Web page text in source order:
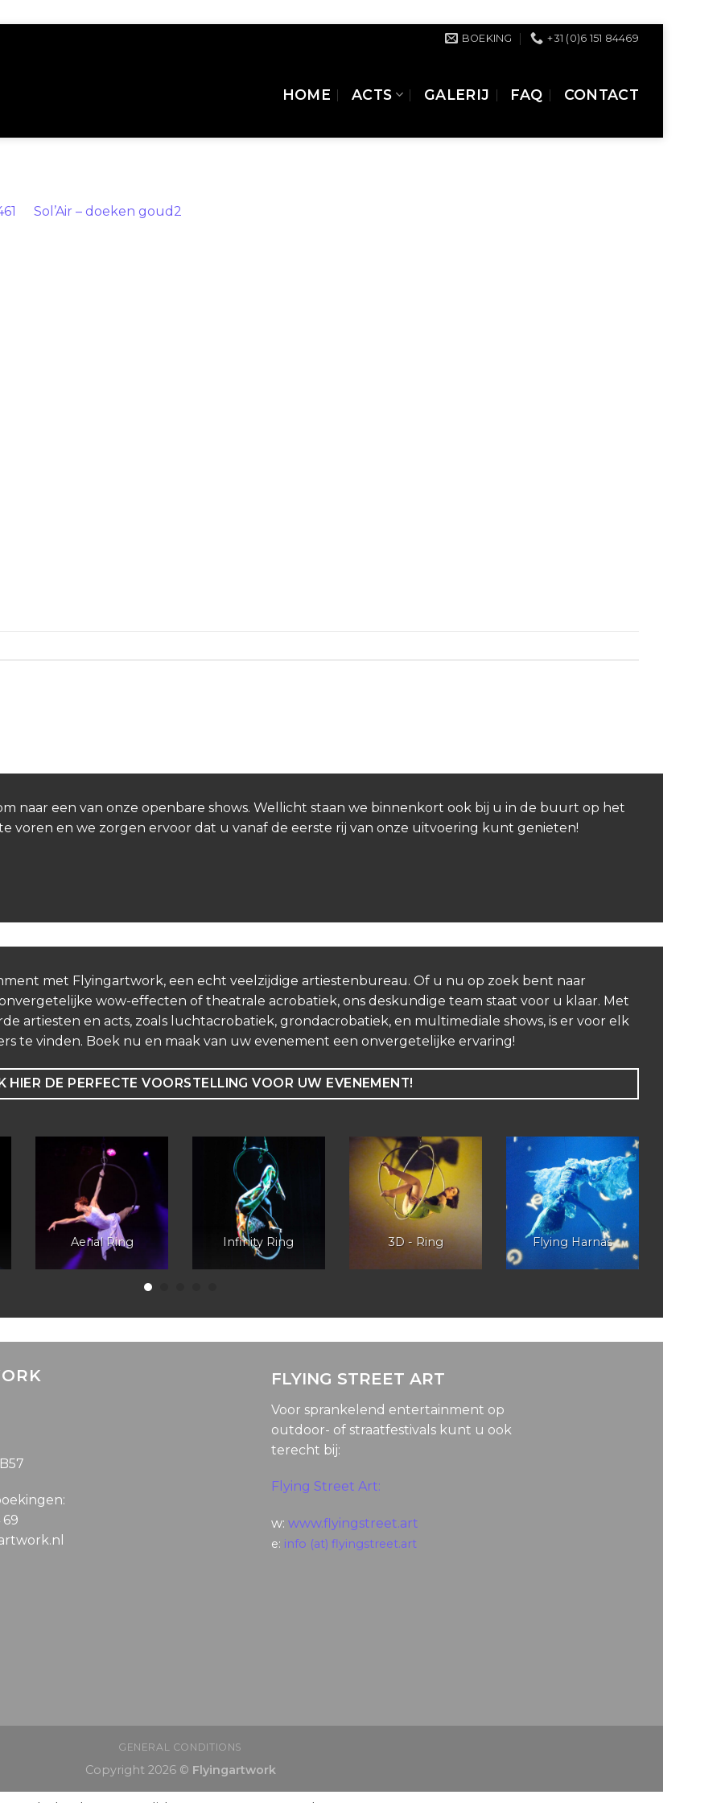
BOEKING +31 (0)6 151 84469
HOME ACTS GALERIJ FAQ CONTACT
Sol’Air – doeken goud2
naar een van onze openbare shows. Wellicht staan we binnenkort ook bij u in de buurt op het
voren en we zorgen ervoor dat u vanaf de eerste rij van onze uitvoering kunt genieten!
met Flyingartwork, een echt veelzijdige artiestenbureau. Of u nu op zoek bent naar
wow-effecten of theatrale acrobatiek, ons deskundige team staat voor u klaar. Met
artiesten en acts, zoals luchtacrobatiek, grondacrobatiek, en multimediale shows, is er voor elk
te vinden. Boek nu en maak van uw evenement een onvergetelijke ervaring!
HIER DE PERFECTE VOORSTELLING VOOR UW EVENEMENT!
Aerial Ring Infinity Ring 3D - Ring Flying Harnas
69
FLYING STREET ART
Voor sprankelend entertainment op
outdoor- of straatfestivals kunt u ook
terecht bij:
Flying Street Art:
w: www.flyingstreet.art
e: info (at) flyingstreet.art
GENERAL CONDITIONS
Copyright 2026 © Flyingartwork